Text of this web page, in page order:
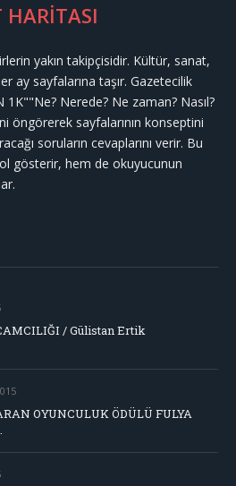
HARİTASI
yakın takipçisidir. Kültür, sanat,
ay sayfalarına taşır. Gazetecilik
Nerede? Ne zaman? Nasıl?
öngörerek sayfalarının konseptini
soruların cevaplarını verir. Bu
gösterir, hem de okuyucunun
/ Gülistan Ertik
OYUNCULUK ÖDÜLÜ FULYA